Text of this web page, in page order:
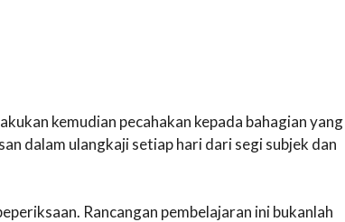
kemudian pecahakan kepada bahagian yang
dalam ulangkaji setiap hari dari segi subjek dan
Rancangan pembelajaran ini bukanlah